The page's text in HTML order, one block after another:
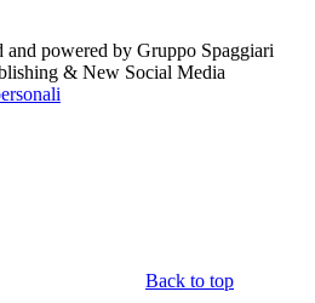
powered by Gruppo Spaggiari
& New Social Media
Back to top